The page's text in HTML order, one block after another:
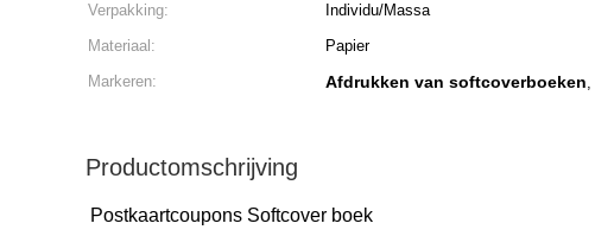
Verpakking:
Individu/Massa
Materiaal:
Papier
Markeren:
Afdrukken van softcoverboeken,
Productomschrijving
Postkaartcoupons Softcover boek